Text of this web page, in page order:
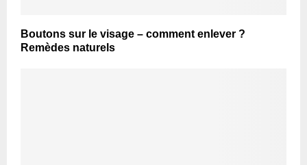
Boutons sur le visage – comment enlever ?
Remèdes naturels